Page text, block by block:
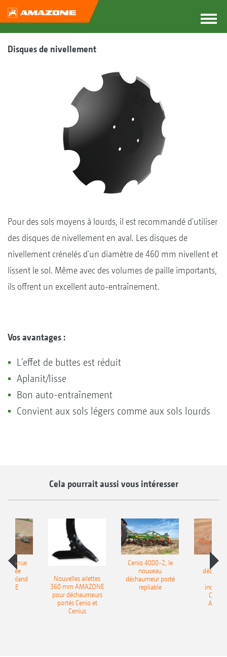
Disques de nivellement
Pour des sols moyens à lourds, il est recommandé d'utiliser
des disques de nivellement en aval. Les disques de
nivellement crénelés d'un diamètre de 460 mm nivellent et
lissent le sol. Même avec des volumes de paille importants,
ils offrent un excellent auto-entraînement.
Vos avantages :
L'effet de buttes est réduit
Aplanit/lisse
Bon auto-entraînement
Convient aux sols légers comme aux sols lourds
Cela pourrait aussi vous intéresser
charrue
portée
Onland
Nouvelles ailettes
360 mm AMAZONE
pour déchaumeurs
portés Cenio et
Cenius
Cenio 4000-2, le
nouveau
déchaumeur porté
repliable